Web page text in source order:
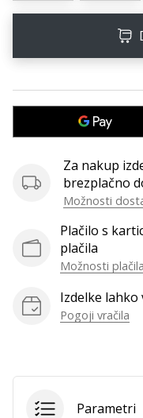
Imate
stran,
upravljate
stran
online
forum?
Pridružite
se
našemu…
članke
Za nakup
brezplačno
Možnosti
Plačilo s
plačila
Možnosti plačila
Izdelke lahko
Pogoji vračila
Parametri